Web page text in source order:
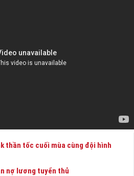
thần tốc cuối mùa cùng đội hình
nợ lương tuyển thủ